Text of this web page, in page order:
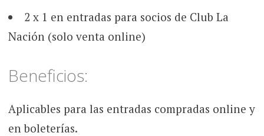
2 x 1 en entradas para socios de Club La
Nación (solo venta online)
Beneficios:
Aplicables para las entradas compradas online y
en boleterías.